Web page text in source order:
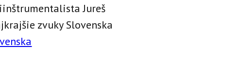
Jureš
zvuky Slovenska